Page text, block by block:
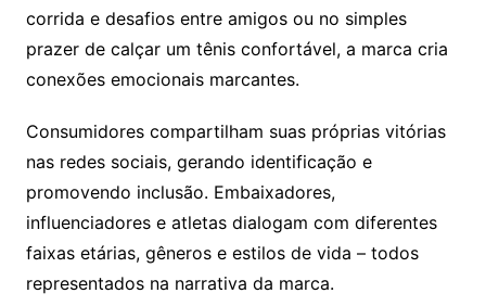
corrida e desafios entre amigos ou no simples
prazer de calçar um tênis confortável, a marca cria
conexões emocionais marcantes.
Consumidores compartilham suas próprias vitórias
nas redes sociais, gerando identificação e
promovendo inclusão. Embaixadores,
influenciadores e atletas dialogam com diferentes
faixas etárias, gêneros e estilos de vida – todos
representados na narrativa da marca.